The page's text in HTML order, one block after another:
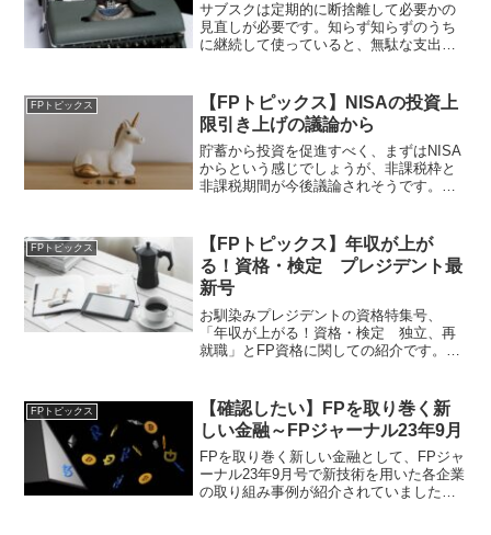
サブスクは定期的に断捨離して必要かの
見直しが必要です。知らず知らずのうち
に継続して使っていると、無駄な支出が
で、こういった所から見直してみたい所
です。
FPトピックス
【FPトピックス】NISAの投資上
限引き上げの議論から
貯蓄から投資を促進すべく、まずはNISA
からという感じでしょうが、非課税枠と
非課税期間が今後議論されそうです。投
が必要であると考えられます。
FPトピックス
【FPトピックス】年収が上が
る！資格・検定 プレジデント最
新号
お馴染みプレジデントの資格特集号、
「年収が上がる！資格・検定 独立、再
就職」とFP資格に関しての紹介です。こ
FPトピックス
【確認したい】FPを取り巻く新
しい金融～FPジャーナル23年9月
FPを取り巻く新しい金融として、FPジャ
ーナル23年9月号で新技術を用いた各企業
の取り組み事例が紹介されていました。